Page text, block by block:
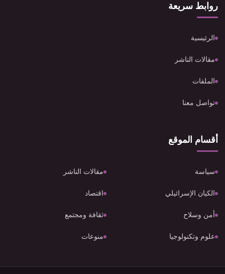
روابط سريعة
الرئيسية
مقالات الناشر
الملفات
تواصل معنا
أقسام الموقع
سياسة مقالات الناشر
الكيان الإسرائيلي اقتصاد
أمن وسلاح ثقافة ومجتمع
علوم وتكنولوجيا منوعات